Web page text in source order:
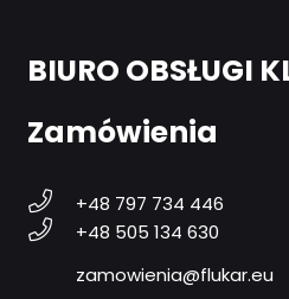
BIURO OBSŁUGI
Zamówienia
+48 797 734 446
+48 505 134 630
zamowienia@flukar.eu